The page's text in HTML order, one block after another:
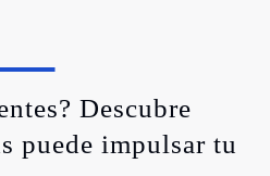
Descubre
puede impulsar tu